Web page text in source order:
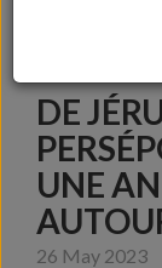
DE
UNE
26 May 2023